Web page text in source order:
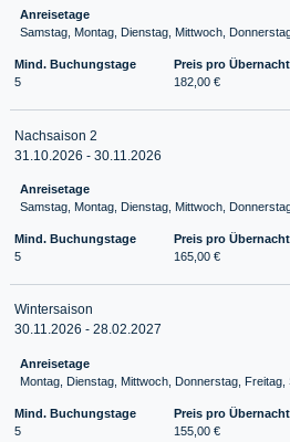
Anreisetage
Samstag, Montag, Dienstag, Mittwoch,
Mind. Buchungstage
5
Preis pro
182,00 €
Nachsaison 2
31.10.2026 - 30.11.2026
Anreisetage
Samstag, Montag, Dienstag, Mittwoch,
Mind. Buchungstage
5
Preis pro
165,00 €
Wintersaison
30.11.2026 - 28.02.2027
Anreisetage
Montag, Dienstag, Mittwoch, Donnerstag, Freitag,
Mind. Buchungstage
5
Preis pro
155,00 €